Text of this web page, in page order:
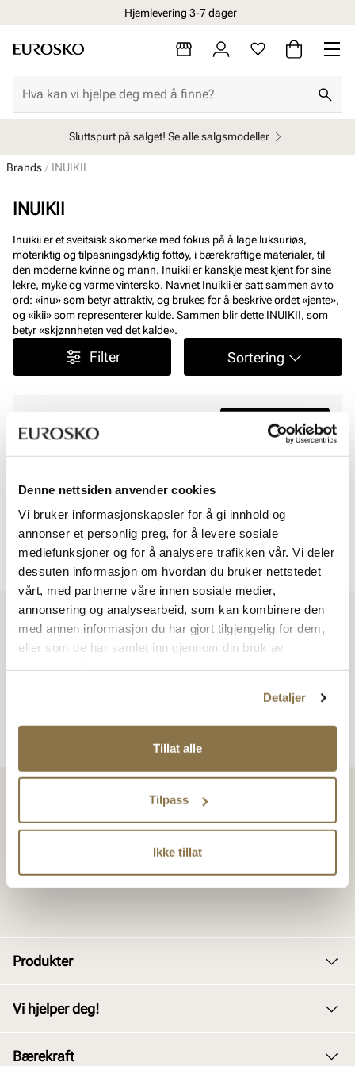
Denne nettsiden anvender cookies
Vi bruker informasjonskapsler for å gi innhold og
annonser et personlig preg, for å levere sosiale
mediefunksjoner og for å analysere trafikken vår. Vi deler
dessuten informasjon om hvordan du bruker nettstedet
vårt, med partnerne våre innen sosiale medier,
annonsering og analysearbeid, som kan kombinere den
med annen informasjon du har gjort tilgjengelig for dem,
eller som de har samlet inn gjennom din bruk av
Detaljer
Tillat alle
Tilpass
Ikke tillat
Hjemlevering 3-7 dager
Sluttspurt på salget! Se alle salgsmodeller
Brands INUIKII
INUIKII
Inuikii er et sveitsisk skomerke med fokus på å lage luksuriøs,
moteriktig og tilpasningsdyktig fottøy, i bærekraftige materialer, til
den moderne kvinne og mann. Inuikii er kanskje mest kjent for sine
lekre, myke og varme vintersko. Navnet Inuikii er satt sammen av to
ord: «inu» som betyr attraktiv, og brukes for å beskrive ordet «jente»,
og «ikii» som representerer kulde. Sammen blir dette INUIKII, som
betyr «skjønnheten ved det kalde».
Filter Sortering
Velg din butikk
Viser0av0
Vi har mer å by på – ta en titt hos våre andre konsepter!
Produkter
Barn
Vi hjelper deg!
Bærekraft